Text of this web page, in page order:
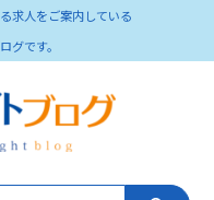
求人をご案内している
グです。